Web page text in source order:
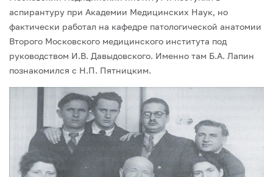
аспирантуру при Академии Медицинских Наук, но
фактически работал на кафедре патологической анатомии
Второго Московского медицинского института под
руковод­ством И.В. Давыдовского. Именно там Б.А. Лапин
познакомился с Н.П. Пятницким.